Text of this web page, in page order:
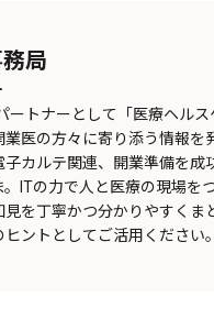
局
ートナーとして「医療ヘル
業医の方々に寄り添う情報
子カルテ関連、開業準備を
。ITの力で人と医療の現場を
見を丁寧かつ分かりやすくま
ヒントとしてご活用ください